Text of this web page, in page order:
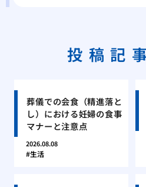
投稿記
葬儀での会食（精進落と
し）における妊婦の食事
マナーと注意点
2026.08.08
生活